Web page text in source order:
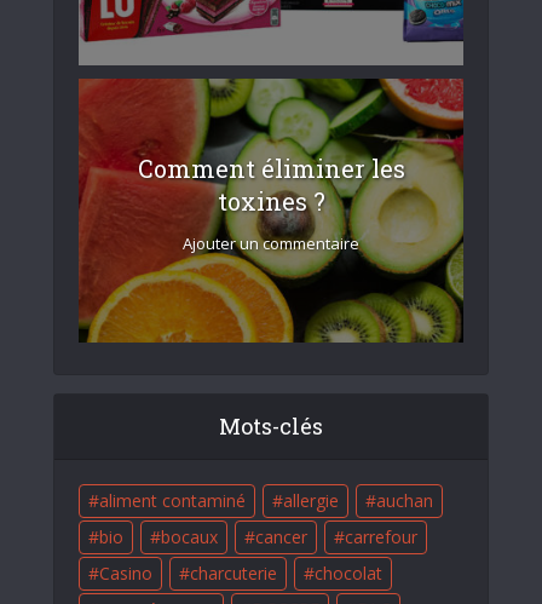
Comment éliminer les
toxines ?
Ajouter un commentaire
Mots-clés
aliment contaminé allergie
auchan
bio
bocaux cancer
carrefour
Casino
charcuterie
chocolat